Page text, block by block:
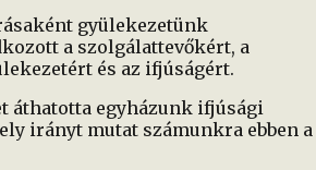
gyülekezetünk
a szolgálattevőkért, a
és az ifjúságért.
áthatotta egyházunk ifjúsági
irányt mutat számunkra ebben a